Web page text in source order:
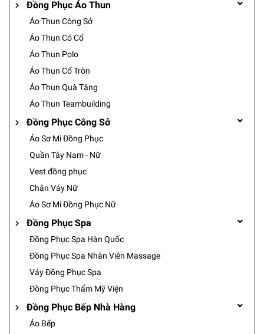
Đồng Phục Áo Thun
Áo Thun Công Sở
Áo Thun Có Cổ
Áo Thun Polo
Áo Thun Cổ Tròn
Áo Thun Quà Tặng
Áo Thun Teambuilding
Đồng Phục Công Sở
Áo Sơ Mi Đồng Phục
Quần Tây Nam - Nữ
Vest đồng phục
Chân Váy Nữ
Áo Sơ Mi Đồng Phục Nữ
Đồng Phục Spa
Đồng Phục Spa Hàn Quốc
Đồng Phục Spa Nhân Viên Massage
Váy Đồng Phục Spa
Đồng Phục Thẩm Mỹ Viện
Đồng Phục Bếp Nhà Hàng
Áo Bếp